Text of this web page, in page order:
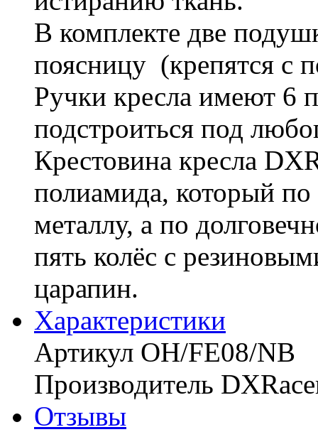
В комплекте две
поясницу (крепятся с
Ручки кресла имеют 6
подстроиться под
Крестовина кресла
полиамида, который по
металлу, а по
пять колёс с
царапин.
Характериcтики
Артикул OH/FE08/NB
Производитель
Отзывы